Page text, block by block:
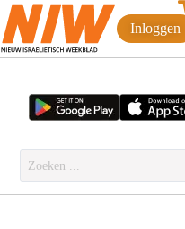
Inloggen